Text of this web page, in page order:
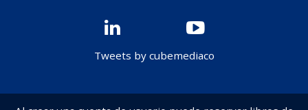
Tweets by cubemediaco